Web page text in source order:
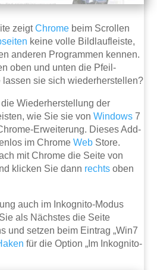
zeigtChrome beim Scrollen
keine volle Bildlaufleiste,
anderen Programmen kennen.
oben und unten die Pfeil-
lassen sie sich wiederherstellen?
Wiederherstellung der
wie Sie sie vonWindows 7
Erweiterung. Dieses Add-
im ChromeWeb Store.
mit Chrome die Seite von
klicken Sie dann rechts oben
auch im Inkognito-Modus
Sie als Nächstes die Seite
und setzen beim Eintrag „Win7
für die Option „Im Inkognito-